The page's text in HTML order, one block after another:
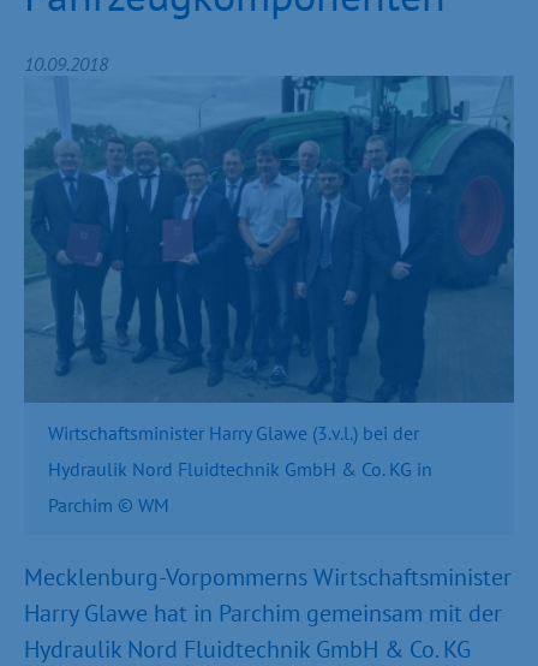
10.09.2018
Wirtschaftsminister Harry Glawe (3.v.l.) bei der
Hydraulik Nord Fluidtechnik GmbH & Co. KG in
Parchim © WM
Mecklenburg-Vorpommerns Wirtschaftsminister
Harry Glawe hat in Parchim gemeinsam mit der
Hydraulik Nord Fluidtechnik GmbH & Co. KG